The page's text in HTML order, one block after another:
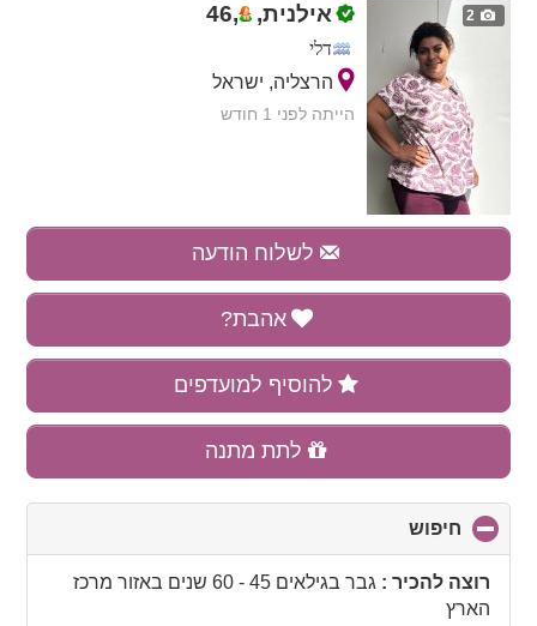
2 אילנית, ,
46
דלי
הרצליה, ישראל
הייתה לפני 1 חודש
לשלוח הודעה
אהבת?
להוסיף למועדפים
לתת מתנה
חיפוש
to
collapseרוצה להכיר : גבר בגילאים 45 - 60 שנים באזור מרכז
הארץ